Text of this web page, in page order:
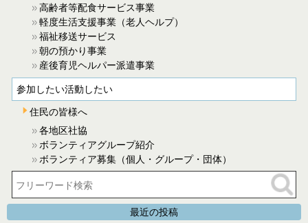
高齢者等配食サービス事業
軽度生活支援事業（老人ヘルプ）
福祉移送サービス
朝の預かり事業
産後育児ヘルパー派遣事業
参加したい活動したい
住民の皆様へ
各地区社協
ボランティアグループ紹介
ボランティア募集（個人・グループ・団体）
最近の投稿